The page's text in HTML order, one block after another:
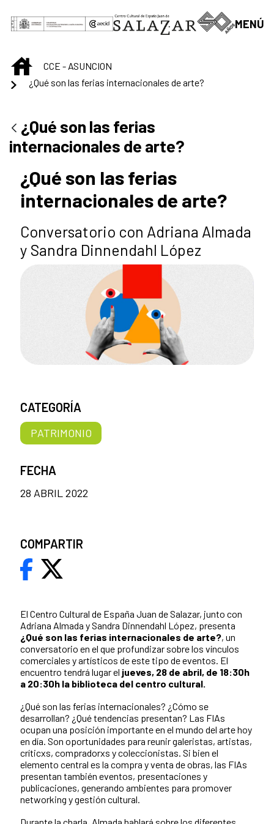
Saltar al contenido principal
MENÚ
INICIOCCE - ASUNCION
¿Qué son las ferias internacionales de arte?
¿Qué son las ferias
internacionales de arte?
¿Qué son las ferias
internacionales de arte?
Conversatorio con Adriana Almada
y Sandra Dinnendahl López
El Centro Cultural de España Juan de Salazar, junto con
Adriana Almada y Sandra Dinnendahl López, presenta
¿Qué son las ferias internacionales de arte?, un
conversatorio en el que profundizar sobre los vínculos
comerciales y artísticos de este tipo de eventos. El
encuentro tendrá lugar el jueves, 28 de abril, de 18:30h
a 20:30h la biblioteca del centro cultural.
¿Qué son las ferias internacionales? ¿Cómo se
desarrollan? ¿Qué tendencias presentan? Las FIAs
ocupan una posición importante en el mundo del arte hoy
en día. Son oportunidades para reunir galeristas, artistas,
críticxs, compradorxs y coleccionistas. Si bien el
elemento central es la compra y venta de obras, las FIAs
presentan también eventos, presentaciones y
publicaciones, generando ambientes para promover
networking y gestión cultural.
CATEGORÍA
PATRIMONIO
FECHA
28 ABRIL 2022
COMPARTIR